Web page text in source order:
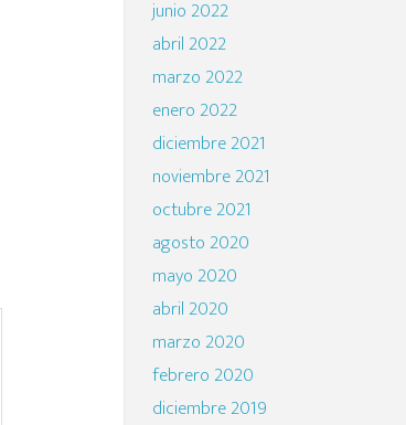
junio 2022
abril 2022
marzo 2022
enero 2022
diciembre 2021
noviembre 2021
octubre 2021
agosto 2020
mayo 2020
abril 2020
marzo 2020
febrero 2020
diciembre 2019